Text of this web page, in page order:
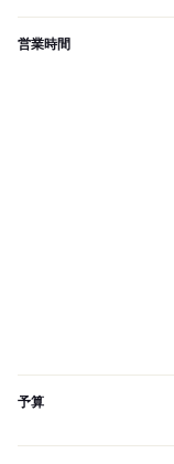
営業時間
予算